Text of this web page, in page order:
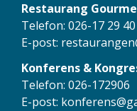
Restaurang
Telefon: 026-17 29 40
E-post:
Konferens &
Telefon: 026-172906
E-post: